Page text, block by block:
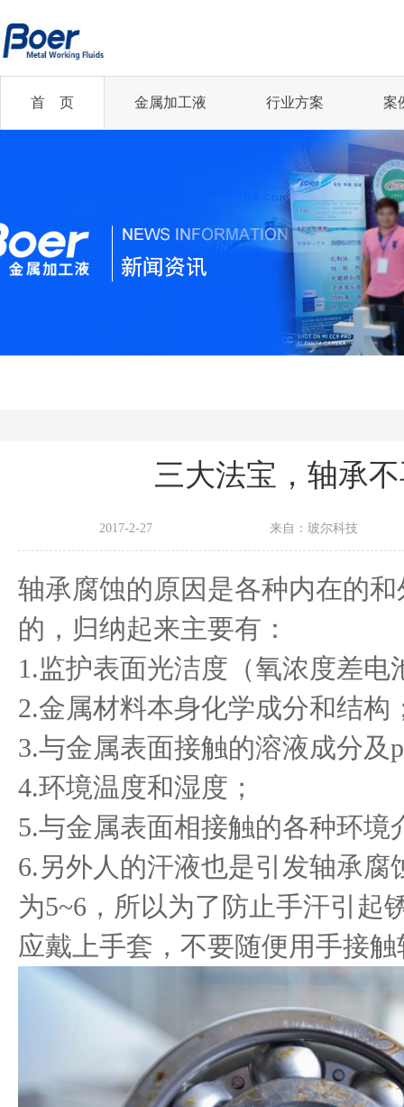
首 页 金属加工液 行业方案 案
全合成切削液
微乳化切削液
冲压油
更多...
凸轮轴丨机械加工行业
齿轮制造丨机械加工...
精冲丨汽车及零部件...
冲压油
微乳化切削液
轧制油
更多...
2021年中国铜加...
三大法宝，轴承
2017-2-27 来自：玻尔科技
轴承腐蚀的原因是各种内在的
的，归纳起来主要有：
1.监护表面光洁度（氧浓度差电
2.金属材料本身化学成分和结构
3.与金属表面接触的溶液成分及
4.环境温度和湿度；
5.与金属表面相接触的各种环境
6.另外人的汗液也是引发轴承腐
为5~6，所以为了防止手汗引起
应戴上手套，不要随便用手接